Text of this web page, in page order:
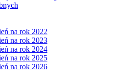
na rok 2022
na rok 2023
na rok 2024
na rok 2025
na rok 2026